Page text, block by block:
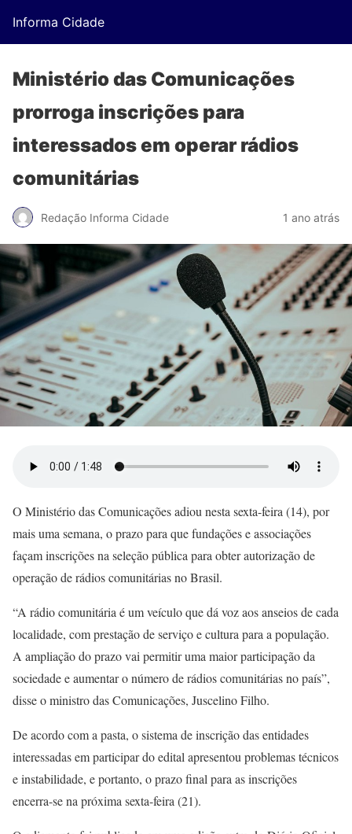
Informa Cidade
Ministério das Comunicações
prorroga inscrições para
interessados em operar rádios
comunitárias
Redação Informa Cidade 1 ano atrás
O Ministério das Comunicações adiou nesta sexta-feira (14), por
mais uma semana, o prazo para que fundações e associações
façam inscrições na seleção pública para obter autorização de
operação de rádios comunitárias no Brasil.
“A rádio comunitária é um veículo que dá voz aos anseios de cada
localidade, com prestação de serviço e cultura para a população.
A ampliação do prazo vai permitir uma maior participação da
sociedade e aumentar o número de rádios comunitárias no país”,
disse o ministro das Comunicações, Juscelino Filho.
De acordo com a pasta, o sistema de inscrição das entidades
interessadas em participar do edital apresentou problemas técnicos
e instabilidade, e portanto, o prazo final para as inscrições
encerra-se na próxima sexta-feira (21).